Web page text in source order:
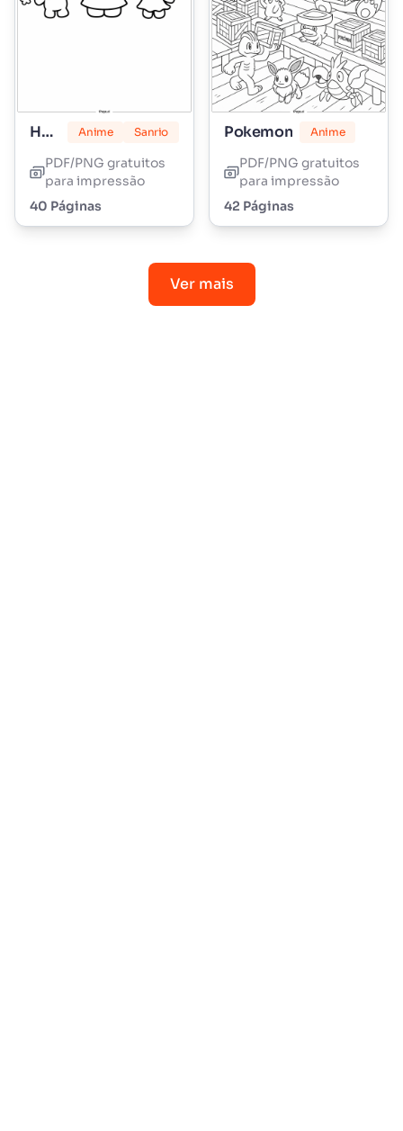
Hello Kitty Anime Sanrio
PDF/PNG gratuitos
para impressão
40 Páginas
Pokemon Anime
PDF/PNG gratuitos
para impressão
42 Páginas
Ver mais